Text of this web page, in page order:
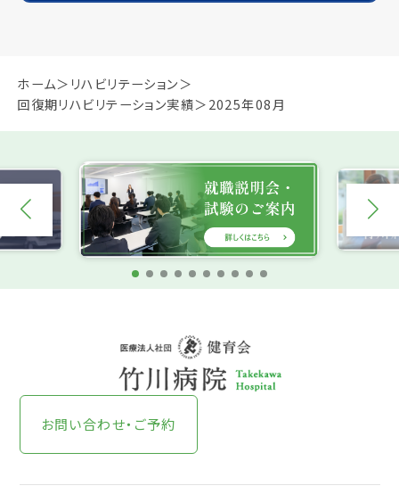
ホーム
リハビリテーション
回復期リハビリテーション実績
2025年08月
お問い合わせ・ご予約